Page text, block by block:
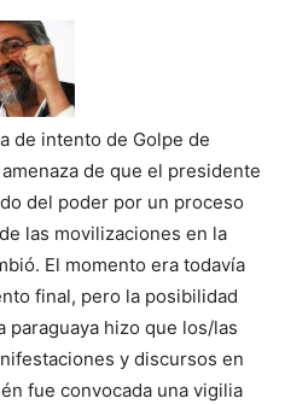
de intento de Golpe de
de que el presidente
del poder por un proceso
las movilizaciones en la
El momento era todavía
final, pero la posibilidad
paraguaya hizo que los/las
y discursos en
fue convocada una vigilia